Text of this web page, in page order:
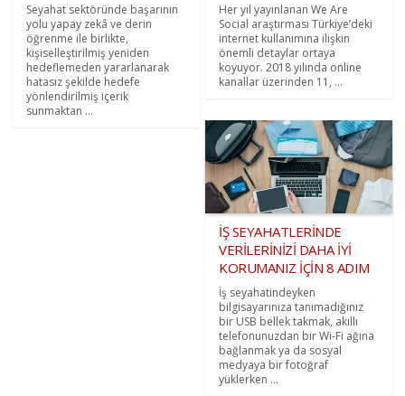
Seyahat sektöründe başarının
yolu yapay zekâ ve derin
öğrenme ile birlikte,
kişiselleştirilmiş yeniden
hedeflemeden yararlanarak
hatasız şekilde hedefe
yönlendirilmiş içerik
sunmaktan ...
Her yıl yayınlanan We Are
Social araştırması Türkiye’deki
internet kullanımına ilişkin
önemli detaylar ortaya
koyuyor. 2018 yılında online
kanallar üzerinden 11, ...
İŞ SEYAHATLERİNDE
VERİLERİNİZİ DAHA İYİ
KORUMANIZ İÇİN 8 ADIM
İş seyahatindeyken
bilgisayarınıza tanımadığınız
bir USB bellek takmak, akıllı
telefonunuzdan bir Wi-Fi ağına
bağlanmak ya da sosyal
medyaya bir fotoğraf
yüklerken ...